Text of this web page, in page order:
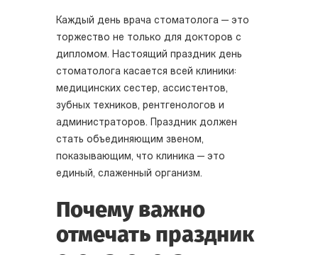
Каждый день врача стоматолога — это
торжество не только для докторов с
дипломом. Настоящий праздник день
стоматолога касается всей клиники:
медицинских сестер, ассистентов,
зубных техников, рентгенологов и
администраторов. Праздник должен
стать объединяющим звеном,
показывающим, что клиника — это
единый, слаженный организм.
Почему важно
отмечать праздник